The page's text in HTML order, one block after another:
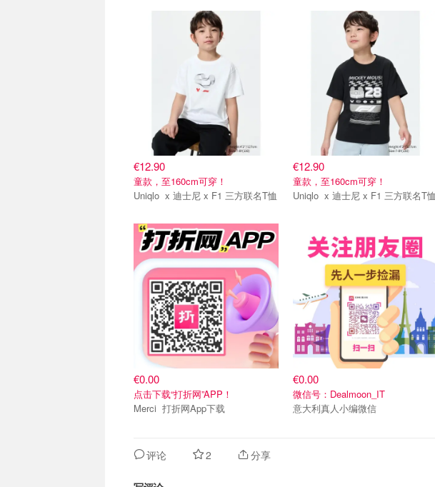
€12.90
童款，至160cm可穿！
Uniqlo x 迪士尼 x F1 三方联名T恤
€12.90
童款，至160cm可穿！
Uniqlo x 迪士尼 x F1 三方联名T恤
关注我们~
€0.00
点击下载“打折网”APP！
Merci 打折网App下载
€0.00
微信号：Dealmoon_IT
意大利真人小编微信
评论 2 分享